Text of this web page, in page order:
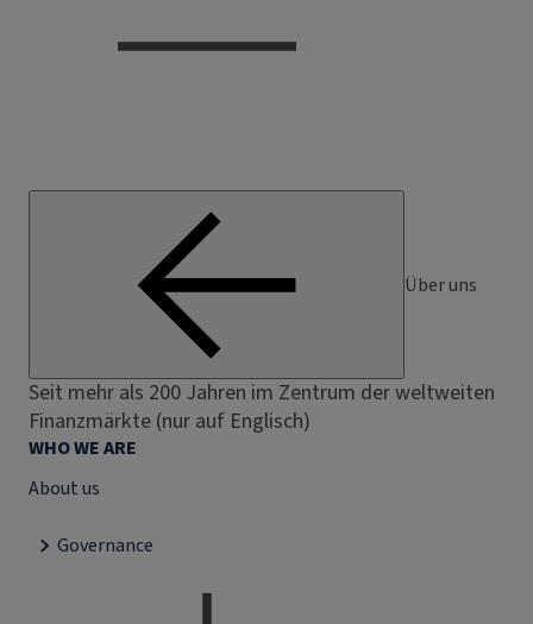
Über uns
Seit mehr als 200 Jahren im Zentrum der weltweiten
Finanzmärkte (nur auf Englisch)
WHO WE ARE
About us
Governance